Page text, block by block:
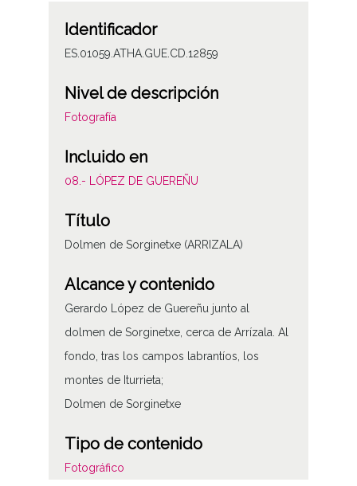
Identificador
ES.01059.ATHA.GUE.CD.12859
Nivel de descripción
Fotografía
Incluido en
08.- LÓPEZ DE GUEREÑU
Título
Dolmen de Sorginetxe (ARRIZALA)
Alcance y contenido
Gerardo López de Guereñu junto al
dolmen de Sorginetxe, cerca de Arrízala. Al
fondo, tras los campos labrantíos, los
montes de Iturrieta;
Dolmen de Sorginetxe
Tipo de contenido
Fotográfico